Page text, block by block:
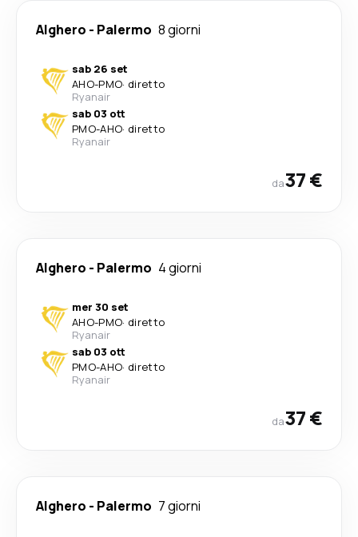
Alghero - Palermo 8 giorni
sab 26 set
AHO-PMO· diretto
Ryanair
sab 03 ott
PMO-AHO· diretto
Ryanair
da37 €
Alghero - Palermo 4 giorni
mer 30 set
AHO-PMO· diretto
Ryanair
sab 03 ott
PMO-AHO· diretto
Ryanair
da37 €
Alghero - Palermo 7 giorni